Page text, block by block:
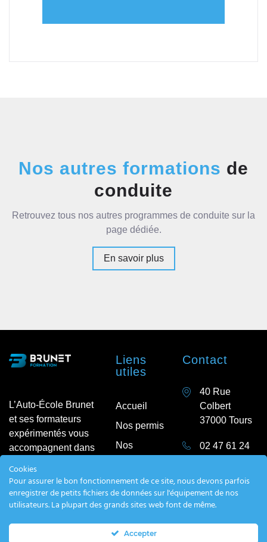
Nos autres formations de
conduite
Retrouvez tous nos autres programmes de conduite sur la
page dédiée.
En savoir plus
L’Auto-École Brunet
et ses formateurs
expérimentés vous
accompagnent dans
examen de conduite
et vous prodiguent
des conseils
Liens
utiles
Accueil
Nos permis
Nos
Qui
sommes-
nous ?
Contact
40 Rue
Colbert
37000 Tours
02 47 61 24
Facebook
Instagram
Cookies
Pour assurer le bon fonctionnement de ce site, nous devons parfois
enregistrer de petits fichiers de données sur l'équipement de nos
utilisateurs. La plupart des grands sites web font de même.
Accepter